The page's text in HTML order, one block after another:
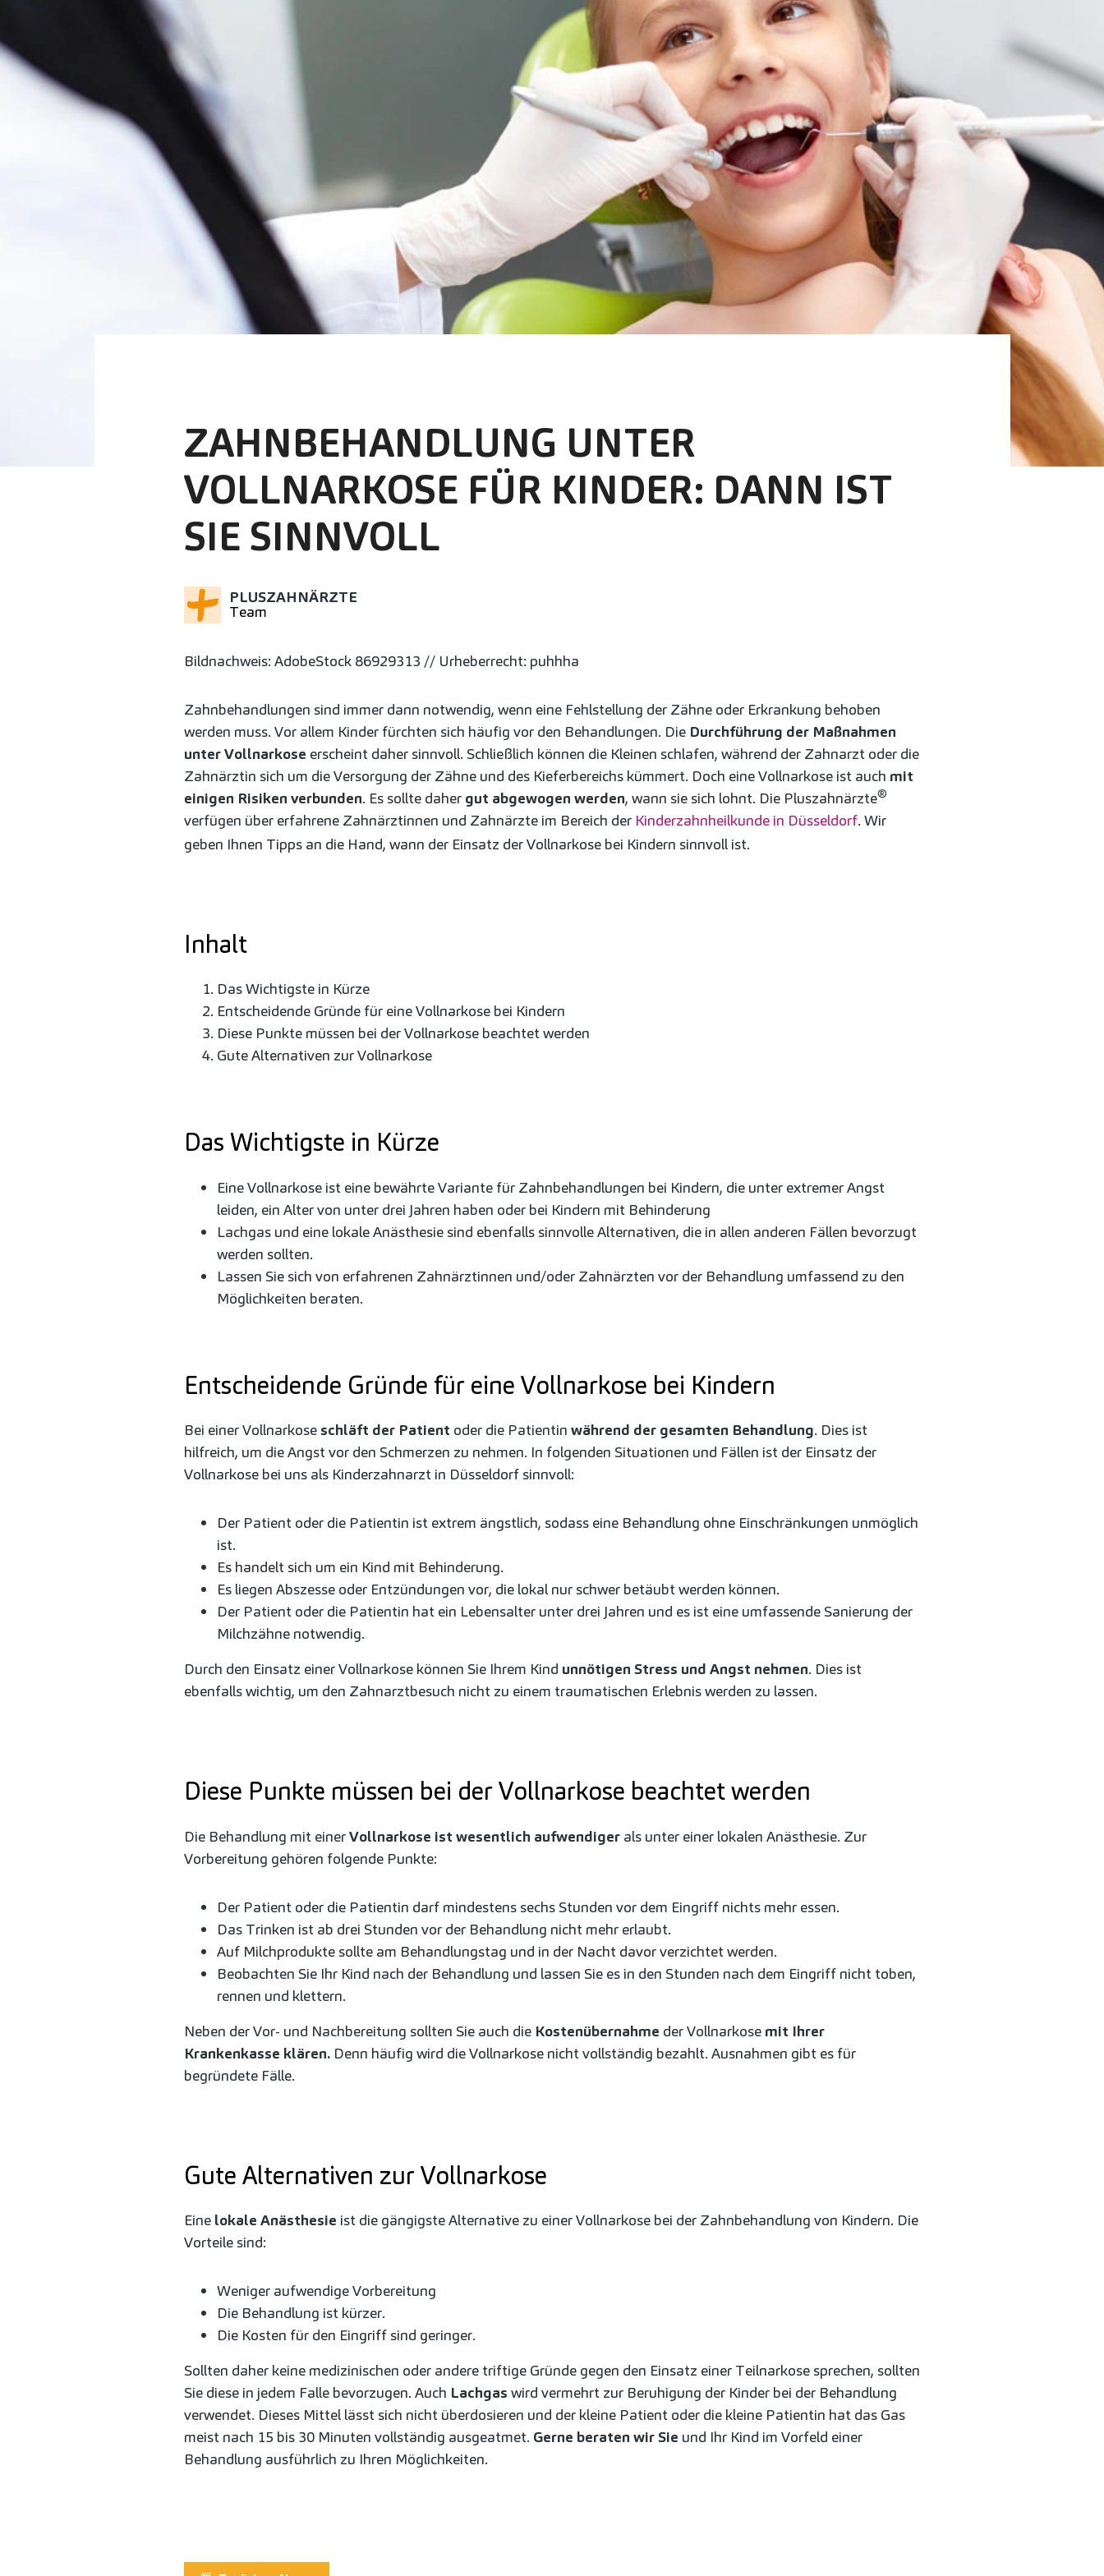
ZAHNBEHANDLUNG UNTER
VOLLNARKOSE FÜR KINDER: DANN IST
SIE SINNVOLL
PLUSZAHNÄRZTE
Team
Bildnachweis: AdobeStock 86929313 // Urheberrecht: puhhha
Zahnbehandlungen sind immer dann notwendig, wenn eine Fehlstellung der Zähne oder Erkrankung behoben
werden muss. Vor allem Kinder fürchten sich häufig vor den Behandlungen. Die Durchführung der Maßnahmen
unter Vollnarkose erscheint daher sinnvoll. Schließlich können die Kleinen schlafen, während der Zahnarzt oder die
Zahnärztin sich um die Versorgung der Zähne und des Kieferbereichs kümmert. Doch eine Vollnarkose ist auch mit
einigen Risiken verbunden. Es sollte daher gut abgewogen werden, wann sie sich lohnt. Die Pluszahnärzte®
verfügen über erfahrene Zahnärztinnen und Zahnärzte im Bereich der Kinderzahnheilkunde in Düsseldorf. Wir
geben Ihnen Tipps an die Hand, wann der Einsatz der Vollnarkose bei Kindern sinnvoll ist.
Inhalt
Das Wichtigste in Kürze
Entscheidende Gründe für eine Vollnarkose bei Kindern
Diese Punkte müssen bei der Vollnarkose beachtet werden
Gute Alternativen zur Vollnarkose
Das Wichtigste in Kürze
Eine Vollnarkose ist eine bewährte Variante für Zahnbehandlungen bei Kindern, die unter extremer Angst
leiden, ein Alter von unter drei Jahren haben oder bei Kindern mit Behinderung
Lachgas und eine lokale Anästhesie sind ebenfalls sinnvolle Alternativen, die in allen anderen Fällen bevorzugt
werden sollten.
Lassen Sie sich von erfahrenen Zahnärztinnen und/oder Zahnärzten vor der Behandlung umfassend zu den
Möglichkeiten beraten.
Entscheidende Gründe für eine Vollnarkose bei Kindern
Bei einer Vollnarkose schläft der Patient oder die Patientin während der gesamten Behandlung. Dies ist
hilfreich, um die Angst vor den Schmerzen zu nehmen. In folgenden Situationen und Fällen ist der Einsatz der
Vollnarkose bei uns als Kinderzahnarzt in Düsseldorf sinnvoll:
Der Patient oder die Patientin ist extrem ängstlich, sodass eine Behandlung ohne Einschränkungen unmöglich
ist.
Es handelt sich um ein Kind mit Behinderung.
Es liegen Abszesse oder Entzündungen vor, die lokal nur schwer betäubt werden können.
Der Patient oder die Patientin hat ein Lebensalter unter drei Jahren und es ist eine umfassende Sanierung der
Milchzähne notwendig.
Durch den Einsatz einer Vollnarkose können Sie Ihrem Kind unnötigen Stress und Angst nehmen. Dies ist
ebenfalls wichtig, um den Zahnarztbesuch nicht zu einem traumatischen Erlebnis werden zu lassen.
Diese Punkte müssen bei der Vollnarkose beachtet werden
Die Behandlung mit einerVollnarkose ist wesentlich aufwendiger als unter einer lokalen Anästhesie. Zur
Vorbereitung gehören folgende Punkte:
Der Patient oder die Patientin darf mindestens sechs Stunden vor dem Eingriff nichts mehr essen.
Das Trinken ist ab drei Stunden vor der Behandlung nicht mehr erlaubt.
Auf Milchprodukte sollte am Behandlungstag und in der Nacht davor verzichtet werden.
Beobachten Sie Ihr Kind nach der Behandlung und lassen Sie es in den Stunden nach dem Eingriff nicht toben,
rennen und klettern.
Neben der Vor- und Nachbereitung sollten Sie auch die Kostenübernahme der Vollnarkose mit Ihrer
Krankenkasse klären. Denn häufig wird die Vollnarkose nicht vollständig bezahlt. Ausnahmen gibt es für
begründete Fälle.
Gute Alternativen zur Vollnarkose
Eine lokale Anästhesie ist die gängigste Alternative zu einer Vollnarkose bei der Zahnbehandlung von Kindern. Die
Vorteile sind:
Weniger aufwendige Vorbereitung
Die Behandlung ist kürzer.
Die Kosten für den Eingriff sind geringer.
Sollten daher keine medizinischen oder andere triftige Gründe gegen den Einsatz einer Teilnarkose sprechen, sollten
Sie diese in jedem Falle bevorzugen. Auch Lachgas wird vermehrt zur Beruhigung der Kinder bei der Behandlung
verwendet. Dieses Mittel lässt sich nicht überdosieren und der kleine Patient oder die kleine Patientin hat das Gas
meist nach 15 bis 30 Minuten vollständig ausgeatmet. Gerne beraten wir Sie und Ihr Kind im Vorfeld einer
Behandlung ausführlich zu Ihren Möglichkeiten.